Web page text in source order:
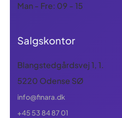
Man - Fre: 09 - 15
Salgskontor
Blangstedgårdsvej 1, 1.
5220 Odense SØ
info@finara.dk
+45 53 84 87 01